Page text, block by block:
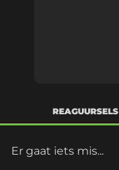
REAGUURSELS
Er gaat iets mis...